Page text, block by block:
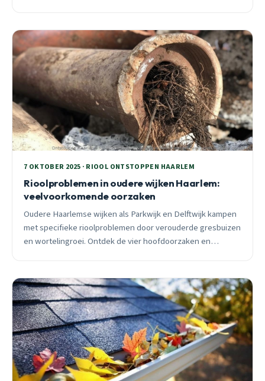
7 OKTOBER 2025 · RIOOL ONTSTOPPEN HAARLEM
Rioolproblemen in oudere wijken Haarlem:
veelvoorkomende oorzaken
Oudere Haarlemse wijken als Parkwijk en Delftwijk kampen
met specifieke rioolproblemen door verouderde gresbuizen
en wortelingroei. Ontdek de vier hoofdoorzaken en